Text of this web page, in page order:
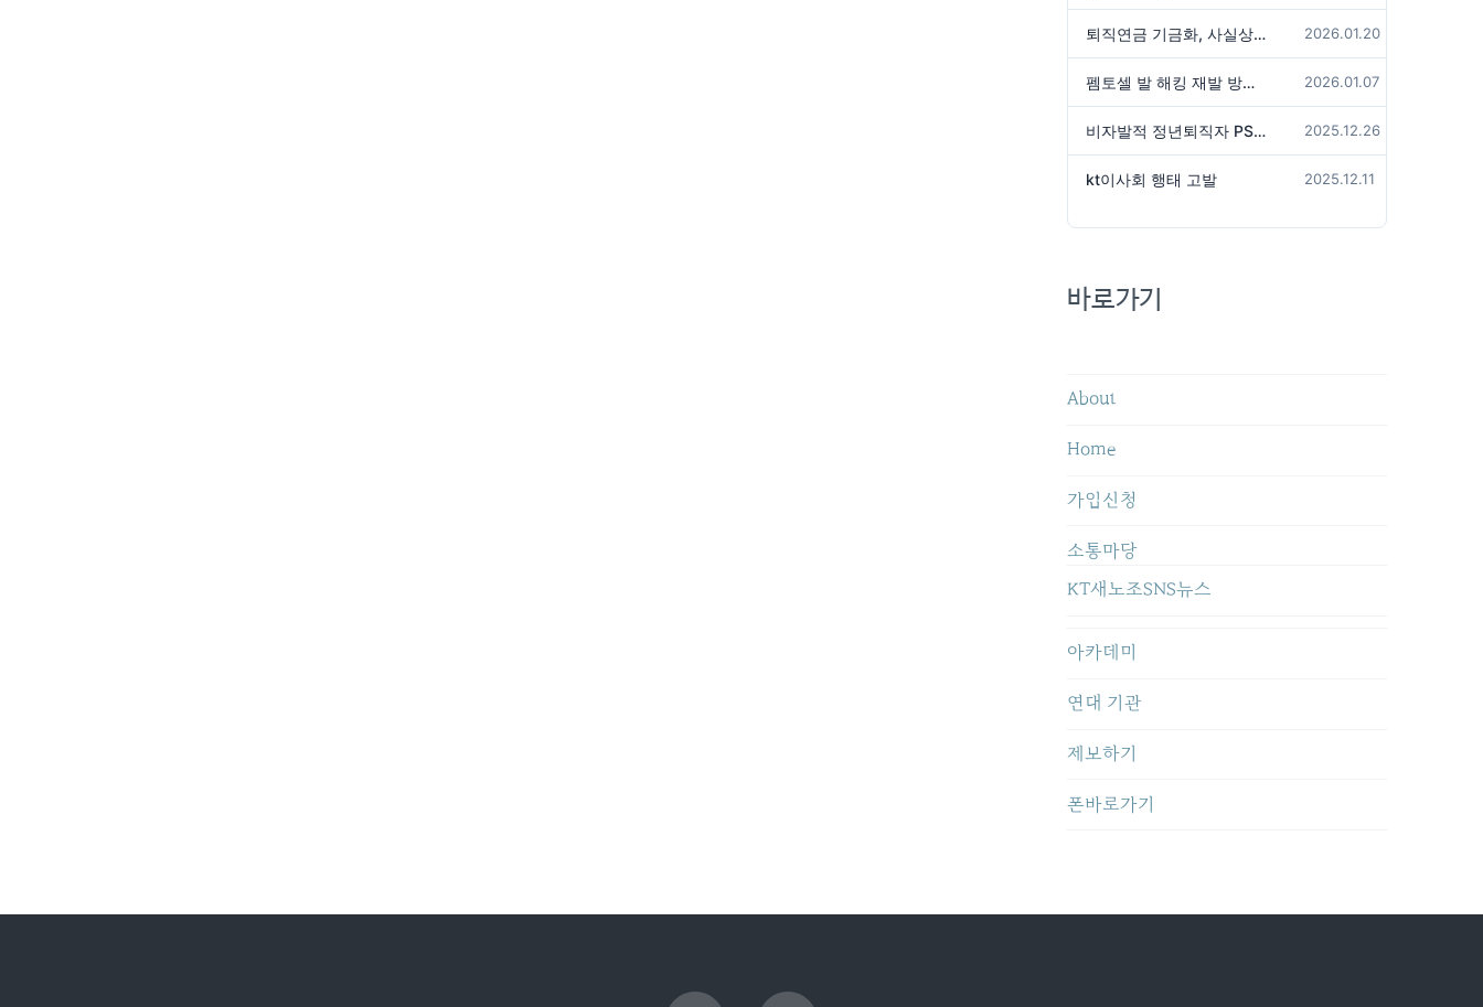
퇴직연금 기금화, 사실상 국가가 관리하겠다는 것인가? 2026.01.20
펨토셀 발 해킹 재발 방지 위해서는 2026.01.07
비자발적 정년퇴직자 PS성과급 미지급은 임금체불 아닌가? 2025.12.26
kt이사회 행태 고발 2025.12.11
바로가기
About
Home
가입신청
소통마당
KT새노조SNS뉴스
아카데미
연대 기관
제보하기
폰바로가기